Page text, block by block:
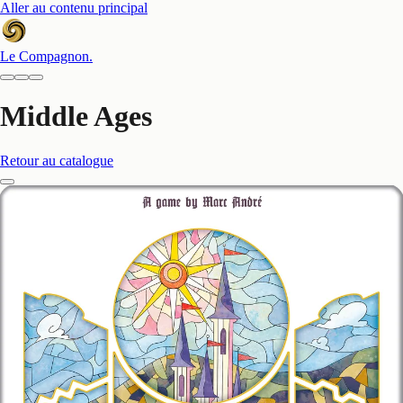
Aller au contenu principal
Le Compagnon.
Middle Ages
Retour au catalogue